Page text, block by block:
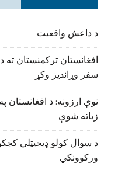
د داعش واقعیت
سفر وړاندیز وکړ
زیاته شوې
د سوال کولو ډیجیټلي
ورکوونکي